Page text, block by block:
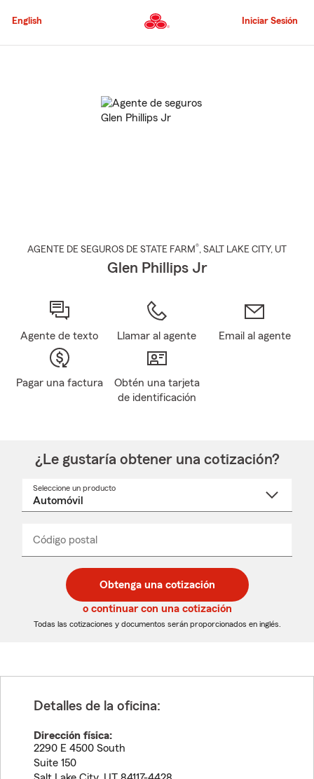
al
principal
English Iniciar Sesión
AGENTE DE SEGUROS DE STATE FARM®, SALT LAKE CITY, UT
Glen Phillips Jr
Agente de texto Llamar al agente Email al agente
Pagar una factura
Obtén una tarjeta
de identificación
¿Le gustaría obtener una cotización?
Seleccione un producto
desplegable
Código postal
de
5
dígitos
de
5
dígitos
_____
Obtenga una cotización
o continuar con una cotización
Todas las cotizaciones y documentos serán proporcionados en inglés.
Detalles de la oficina:
Dirección física:
2290 E 4500 South
Suite 150